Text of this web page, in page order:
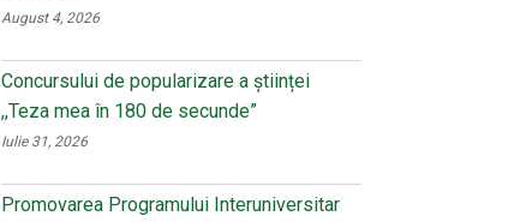
August 4, 2026
Concursului de popularizare a științei
,,Teza mea în 180 de secunde”
Iulie 31, 2026
Promovarea Programului Interuniversitar